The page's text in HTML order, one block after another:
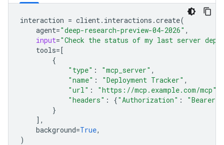
interaction = client. interactions .create(
agent="deep-research-preview-04-2026" ,
input="Check the status of my last server
tools=[
{
"type" : "mcp_server" ,
"name" : "Deployment Tracker" ,
"url" : "https://mcp.example.com/mcp"
"headers" : {"Authorization" :
"Bearer
}
],
background=True,
)